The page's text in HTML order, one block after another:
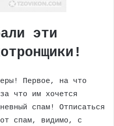
эти
Первое, на что
что им хочется
спам! Отписаться
спам, видимо, с